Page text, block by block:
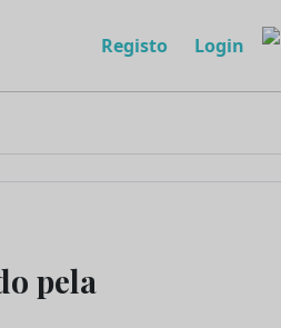
Registo Login
pela